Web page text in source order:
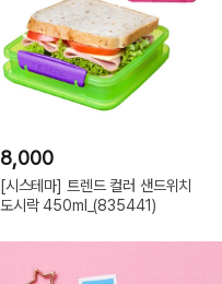
8,000
[시스테마] 트렌드 컬러 샌드위치
도시락 450ml_(835441)